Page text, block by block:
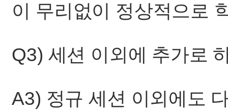
이 무리없이 정상적으로
Q3) 세션 이외에 추가로
A3) 정규 세션 이외에도